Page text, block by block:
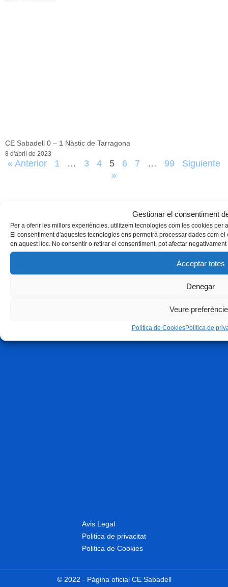
Gestionar el consentiment
Per a oferir les millors experiències, utilitzem tecnologies com les cookies
El consentiment d'aquestes tecnologies ens permetrà processar dades com
en aquest lloc. No consentir o retirar el consentiment, pot afectar
Acceptar totes
Denegar
Veure
Politica de CookiesPolitica de
CE Sabadell 0 – 1 Nàstic de Tarragona
8 d'abril de 2023
« Anterior 1 … 3 4 5 6 7 … 99
Siguiente
»
Avis Legal
Politica de privacitat
Politica de Cookies
© 2022 - Página oficial CE Sabadell